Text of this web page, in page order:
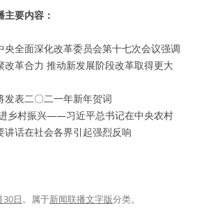
要内容：
央全面深化改革委员会第十七次会议强调
改革合力 推动新发展阶段改革取得更大
发表二〇二一年新年贺词
乡村振兴——习近平总书记在中央农村
讲话在社会各界引起强烈反响
30日。属于新闻联播文字版分类。